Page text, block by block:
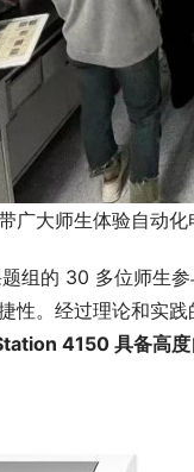
广大师生体验自动化
组的 30 多位师生
性。经过理论和实
4150 具备高度